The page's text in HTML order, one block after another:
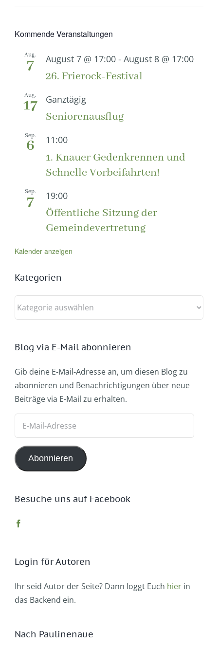
Kommende Veranstaltungen
Aug.
7 August 7 @ 17:00 - August 8 @ 17:00
26. Frierock-Festival
Aug.
17 Ganztägig
Seniorenausflug
Sep.
6 11:00
1. Knauer Gedenkrennen und
Schnelle Vorbeifahrten!
Sep.
7 19:00
Öffentliche Sitzung der
Gemeindevertretung
Kalender anzeigen
Kategorien
Kategorien
Blog via E-Mail abonnieren
Gib deine E-Mail-Adresse an, um diesen Blog zu
abonnieren und Benachrichtigungen über neue
Beiträge via E-Mail zu erhalten.
Adresse
Abonnieren
Besuche uns auf Facebook
Login für Autoren
Ihr seid Autor der Seite? Dann loggt Euch hier in
das Backend ein.
Nach Paulinenaue